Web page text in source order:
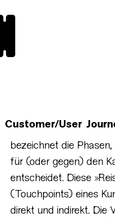
Customer/User
bezeichnet die
für (oder gegen) den
entscheidet. Diese
(Touchpoints) eines
direkt und indirekt. Die